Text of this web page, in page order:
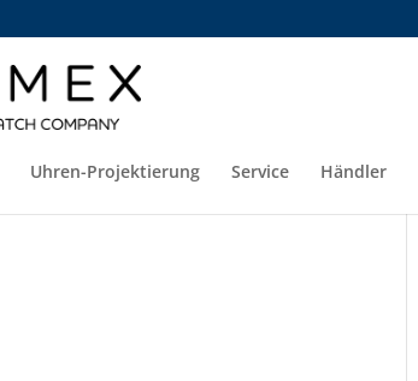
Uhren-Projektierung Service Händler